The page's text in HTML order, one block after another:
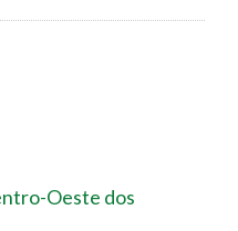
Oeste dos